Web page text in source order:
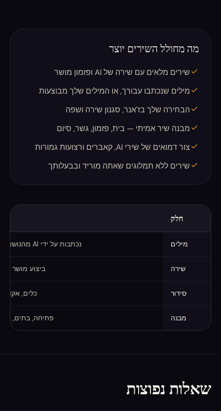
מה מחולל השירים יוצר
שירים מלאים עם שירה של AI ופזמון מושר
מילים שנכתבו עבורך, או המילים שלך מבוצעות
הבחירה שלך בז'אנר, סגנון שירה ושפה
מבנה שיר אמיתי — בית, פזמון, גשר, סיום
צור דמואים של שירי AI, קאברים ורצועות גמורות
שירים ללא תמלוגים שאתה מוריד ובבעלותך
חלק
מילים נכתבות על ידי AI מהנושא שלך, או מסופקות על ידך
שירה ביצוע מושר
סידור כלים,
מבנה פתיחה, בתים,
שאלות נפוצות